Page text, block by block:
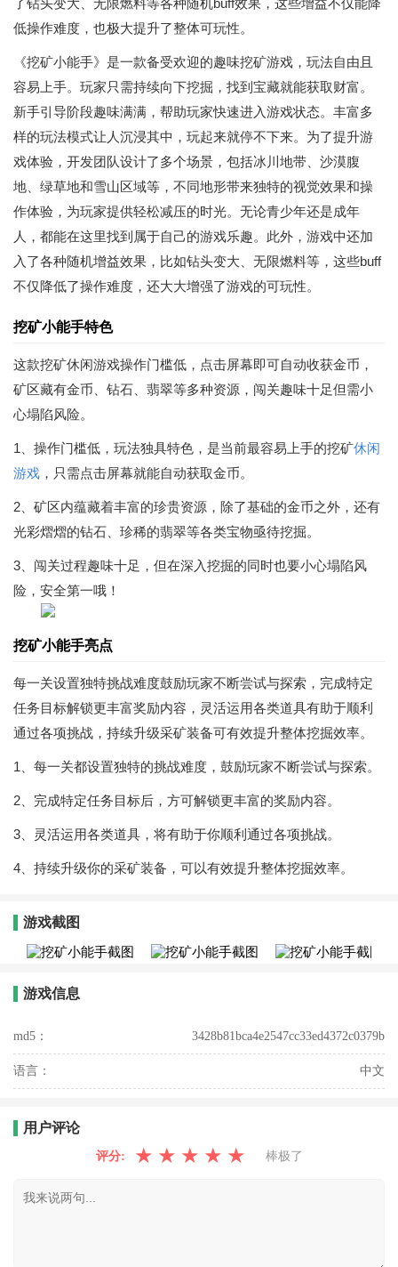
了钻头变大、无限燃料等各种随机buff效果，这些增益不仅能降
低操作难度，也极大提升了整体可玩性。
《挖矿小能手》是一款备受欢迎的趣味挖矿游戏，玩法自由且
容易上手。玩家只需持续向下挖掘，找到宝藏就能获取财富。
新手引导阶段趣味满满，帮助玩家快速进入游戏状态。丰富多
样的玩法模式让人沉浸其中，玩起来就停不下来。为了提升游
戏体验，开发团队设计了多个场景，包括冰川地带、沙漠腹
地、绿草地和雪山区域等，不同地形带来独特的视觉效果和操
作体验，为玩家提供轻松减压的时光。无论青少年还是成年
人，都能在这里找到属于自己的游戏乐趣。此外，游戏中还加
入了各种随机增益效果，比如钻头变大、无限燃料等，这些buff
不仅降低了操作难度，还大大增强了游戏的可玩性。
挖矿小能手特色
这款挖矿休闲游戏操作门槛低，点击屏幕即可自动收获金币，
矿区藏有金币、钻石、翡翠等多种资源，闯关趣味十足但需小
心塌陷风险。
1、操作门槛低，玩法独具特色，是当前最容易上手的挖矿休闲
游戏 ，只需点击屏幕就能自动获取金币。
2、矿区内蕴藏着丰富的珍贵资源，除了基础的金币之外，还有
光彩熠熠的钻石、珍稀的翡翠等各类宝物亟待挖掘。
3、闯关过程趣味十足，但在深入挖掘的同时也要小心塌陷风
险，安全第一哦！
挖矿小能手亮点
每一关设置独特挑战难度鼓励玩家不断尝试与探索，完成特定
任务目标解锁更丰富奖励内容，灵活运用各类道具有助于顺利
通过各项挑战，持续升级采矿装备可有效提升整体挖掘效率。
1、每一关都设置独特的挑战难度，鼓励玩家不断尝试与探索。
2、完成特定任务目标后，方可解锁更丰富的奖励内容。
3、灵活运用各类道具，将有助于你顺利通过各项挑战。
4、持续升级你的采矿装备，可以有效提升整体挖掘效率。
游戏截图
游戏信息
md5： 3428b81bca4e2547cc33ed4372c0379b
语言： 中文
用户评论
评分: ★ ★ ★ ★ ★ 棒极了